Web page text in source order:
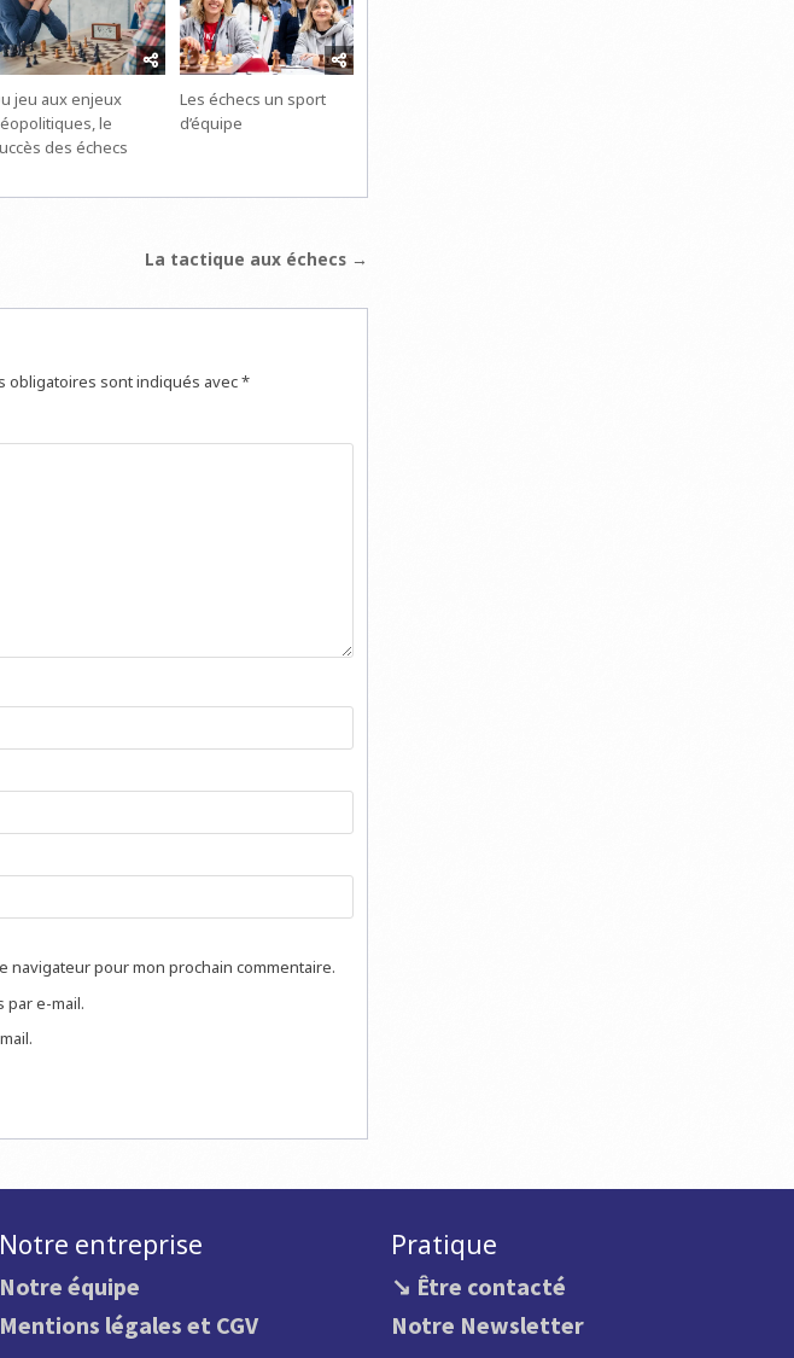
jeu aux enjeux
le
des échecs
Les échecs un sport
d’équipe
La tactique aux échecs →
obligatoires sont indiqués avec*
navigateur pour mon prochain commentaire.
par e-mail.
Notre entreprise
Notre équipe
Mentions légales et CGV
Pratique
↘ Être contacté
Notre Newsletter